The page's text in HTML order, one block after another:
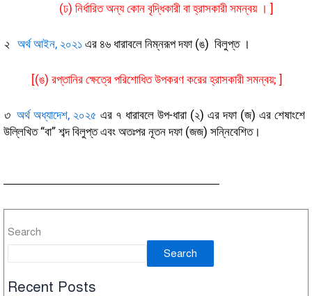
(ঢ) নির্ধারিত অন্য কোন বৃদ্ধিকারী বা হ্রাসকারী সমন্বয় । ]
২ অর্থ আইন, ২০২১ এর ৪৬ ধারাবলে নিম্নরূপ দফা (ঙ) বিলুপ্ত ।
[(ঙ) রপ্তানির ক্ষেত্রে পরিশোধিত উপকরণ করের হ্রাসকারী সমন্বয়; ]
৩ অর্থ অধ্যাদেশ, ২০২৫ এর ৭ ধারাবলে উপ-ধারা (২) এর দফা (জ) এর শেষাংশে
উল্লিখিত “বা” শব্দ বিলুপ্ত এবং অতঃপর নূতন দফা (জজ) সন্নিবেশিত।
Search
Search
Recent Posts